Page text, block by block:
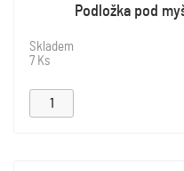
Podložka pod
Skladem
7 Ks